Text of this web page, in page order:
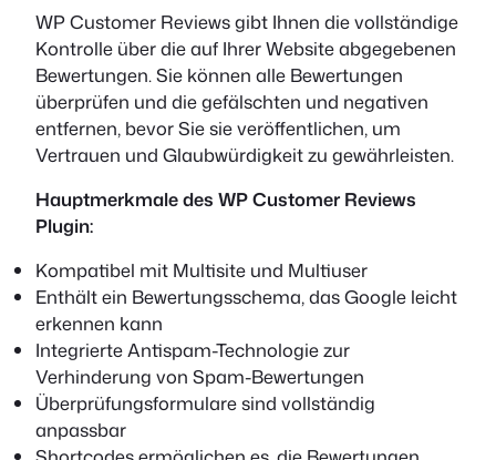
WP Customer Reviews gibt Ihnen die vollständige
Kontrolle über die auf Ihrer Website abgegebenen
Bewertungen. Sie können alle Bewertungen
überprüfen und die gefälschten und negativen
entfernen, bevor Sie sie veröffentlichen, um
Vertrauen und Glaubwürdigkeit zu gewährleisten.
Hauptmerkmale des WP Customer Reviews
Plugin:
Kompatibel mit Multisite und Multiuser
Enthält ein Bewertungsschema, das Google leicht
erkennen kann
Integrierte Antispam-Technologie zur
Verhinderung von Spam-Bewertungen
Überprüfungsformulare sind vollständig
anpassbar